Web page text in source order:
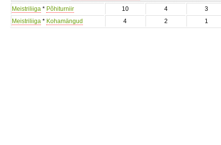
Meistriliiga * Põhiturniir 10 4
3
Meistriliiga * Kohamängud 4 2 1